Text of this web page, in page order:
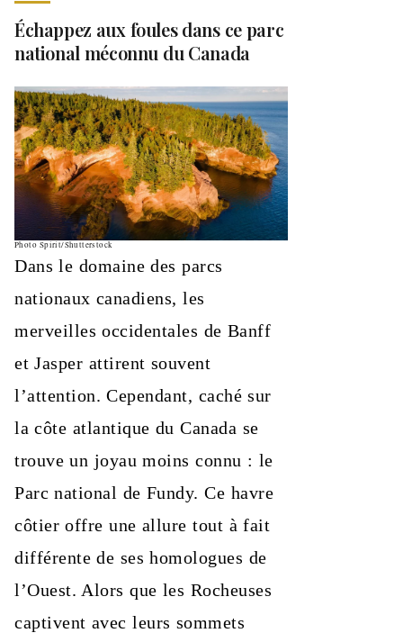
Échappez aux foules dans ce parc
national méconnu du Canada
Photo Spirit/Shutterstock
Dans le domaine des parcs
nationaux canadiens, les
merveilles occidentales de Banff
et Jasper attirent souvent
l’attention. Cependant, caché sur
la côte atlantique du Canada se
trouve un joyau moins connu : le
Parc national de Fundy. Ce havre
côtier offre une allure tout à fait
différente de ses homologues de
l’Ouest. Alors que les Rocheuses
captivent avec leurs sommets